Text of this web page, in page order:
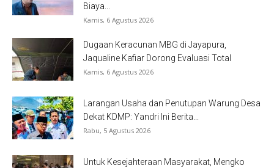
Biaya...
Kamis, 6 Agustus 2026
Dugaan Keracunan MBG di Jayapura,
Jaqualine Kafiar Dorong Evaluasi Total
Kamis, 6 Agustus 2026
Larangan Usaha dan Penutupan Warung Desa
Dekat KDMP: Yandri Ini Berita...
Rabu, 5 Agustus 2026
Untuk Kesejahteraan Masyarakat, Mengko